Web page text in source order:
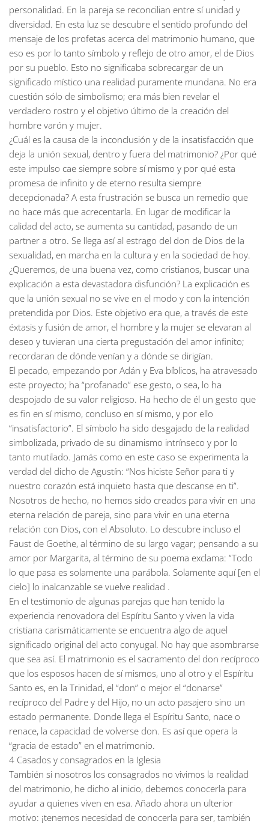
personalidad. En la pareja se reconcilian entre sí unidad y
diversidad. En esta luz se descubre el sentido profundo del
mensaje de los profetas acerca del matrimonio humano, que
eso es por lo tanto símbolo y reflejo de otro amor, el de Dios
por su pueblo. Esto no significaba sobrecargar de un
significado místico una realidad puramente mundana. No era
cuestión sólo de simbolismo; era más bien revelar el
verdadero rostro y el objetivo último de la creación del
hombre varón y mujer.
¿Cuál es la causa de la inconclusión y de la insatisfacción que
deja la unión sexual, dentro y fuera del matrimonio? ¿Por qué
este impulso cae siempre sobre sí mismo y por qué esta
promesa de infinito y de eterno resulta siempre
decepcionada? A esta frustración se busca un remedio que
no hace más que acrecentarla. En lugar de modificar la
calidad del acto, se aumenta su cantidad, pasando de un
partner a otro. Se llega así al estrago del don de Dios de la
sexualidad, en marcha en la cultura y en la sociedad de hoy.
¿Queremos, de una buena vez, como cristianos, buscar una
explicación a esta devastadora disfunción? La explicación es
que la unión sexual no se vive en el modo y con la intención
pretendida por Dios. Este objetivo era que, a través de este
éxtasis y fusión de amor, el hombre y la mujer se elevaran al
deseo y tuvieran una cierta pregustación del amor infinito;
recordaran de dónde venían y a dónde se dirigían.
El pecado, empezando por Adán y Eva bíblicos, ha atravesado
este proyecto; ha “profanado” ese gesto, o sea, lo ha
despojado de su valor religioso. Ha hecho de él un gesto que
es fin en sí mismo, concluso en sí mismo, y por ello
“insatisfactorio”. El símbolo ha sido desgajado de la realidad
simbolizada, privado de su dinamismo intrínseco y por lo
tanto mutilado. Jamás como en este caso se experimenta la
verdad del dicho de Agustín: “Nos hiciste Señor para ti y
nuestro corazón está inquieto hasta que descanse en ti”.
Nosotros de hecho, no hemos sido creados para vivir en una
eterna relación de pareja, sino para vivir en una eterna
relación con Dios, con el Absoluto. Lo descubre incluso el
Faust de Goethe, al término de su largo vagar; pensando a su
amor por Margarita, al término de su poema exclama: “Todo
lo que pasa es solamente una parábola. Solamente aquí [en el
cielo] lo inalcanzable se vuelve realidad .
En el testimonio de algunas parejas que han tenido la
experiencia renovadora del Espíritu Santo y viven la vida
cristiana carismáticamente se encuentra algo de aquel
significado original del acto conyugal. No hay que asombrarse
que sea así. El matrimonio es el sacramento del don recíproco
que los esposos hacen de sí mismos, uno al otro y el Espíritu
Santo es, en la Trinidad, el “don” o mejor el “donarse”
recíproco del Padre y del Hijo, no un acto pasajero sino un
estado permanente. Donde llega el Espíritu Santo, nace o
renace, la capacidad de volverse don. Es así que opera la
“gracia de estado” en el matrimonio.
4 Casados y consagrados en la Iglesia
También si nosotros los consagrados no vivimos la realidad
del matrimonio, he dicho al inicio, debemos conocerla para
ayudar a quienes viven en esa. Añado ahora un ulterior
motivo: ¡tenemos necesidad de conocerla para ser, también